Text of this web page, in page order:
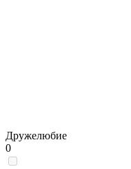
Дружелюбие
0